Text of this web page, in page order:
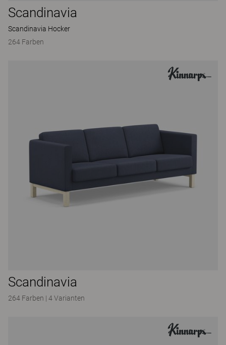
Scandinavia
Scandinavia Hocker
264 Farben
Scandinavia
264 Farben | 4 Varianten